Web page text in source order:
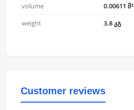
volume
0.00611 მ³
weight
3.8 კგ
Customer reviews